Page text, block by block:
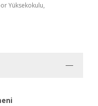
Yüksekokulu,